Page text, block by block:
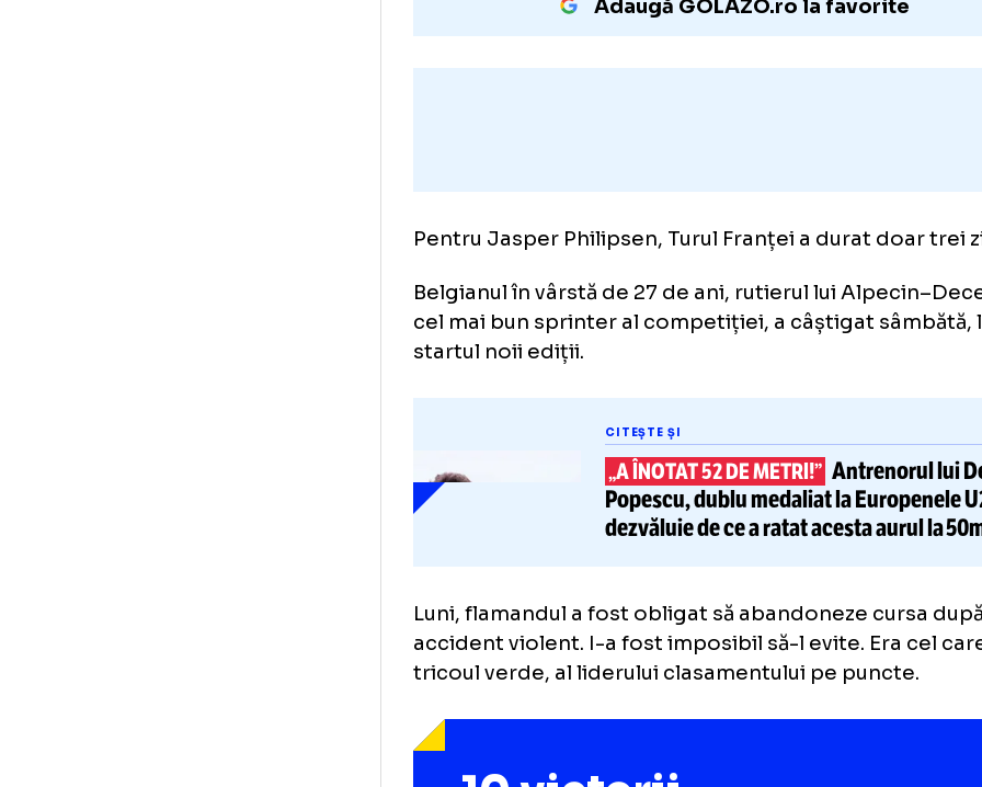
exclus dacă mai ia unul!
Pentru Jasper Philipsen, Turul Franței a durat
cel mai bun sprinter al competiției, a câștigat
startul noii ediții.
„A ÎNOTAT 52 DE METRI!”
Popescu, dublu medaliat la
dezvăluie de ce a ratatacesta
Luni, flamandul a fost obligat să abandoneze